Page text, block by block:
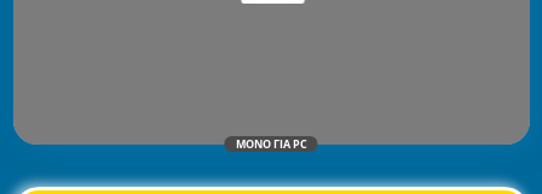
ΜΌΝΟ ΓΙΑ PC